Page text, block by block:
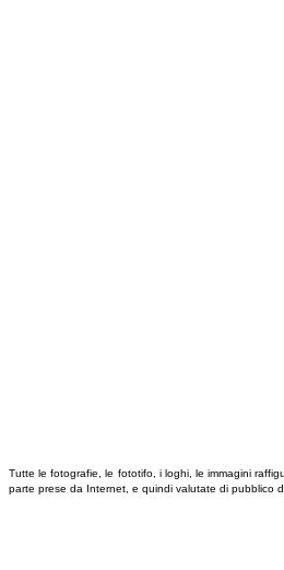
Tutte le fotografie, le fototifo, i loghi, le immagini
parte prese da Internet, e quindi valutate di pubblico